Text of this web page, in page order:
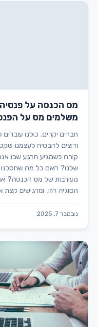
מס הכנסה על
משלמים מס על
חברים יקרים, כולנו
ורוצים להבטיח לעצמנו
קורה כשמגיע הרגע שבו
שלנו? האם כל מה שחסכנו
מעורבות של מס הכנסה?
הסוגיה הזו, ומרגישים קצת
נובמבר 7, 2025